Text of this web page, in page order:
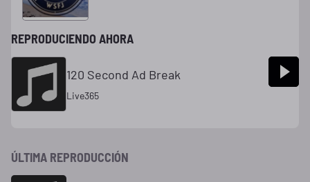
REPRODUCIENDO AHORA
120 Second Ad Break
Live365
ÚLTIMA REPRODUCCIÓN